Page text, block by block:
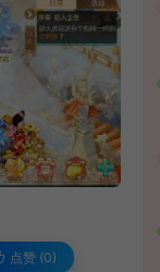
点赞 (0)